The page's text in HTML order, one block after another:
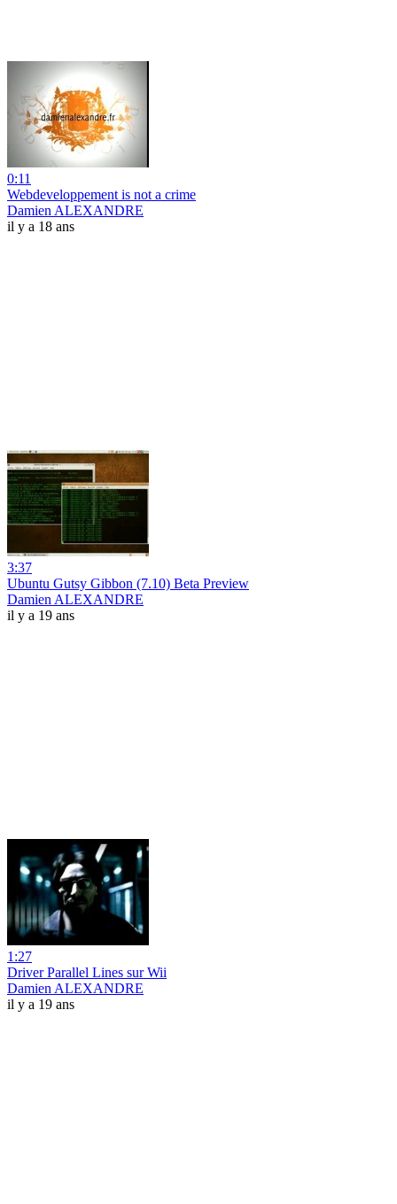
0:11
Webdeveloppement is not a crime
Damien ALEXANDRE
il y a 18 ans
3:37
Ubuntu Gutsy Gibbon (7.10) Beta Preview
Damien ALEXANDRE
il y a 19 ans
1:27
Driver Parallel Lines sur Wii
Damien ALEXANDRE
il y a 19 ans